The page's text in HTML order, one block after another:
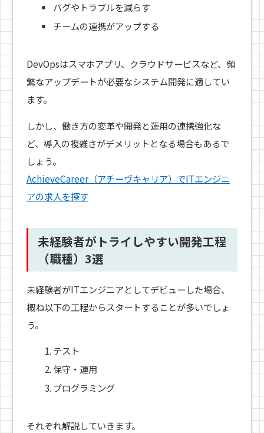
バグやトラブルを減らす
チームの連携がアップする
DevOpsはスマホアプリ、クラウドサービスなど、頻
繁なアップデートが必要なシステム開発に適してい
ます。
しかし、働き方の変革や開発と運用の連携強化な
ど、導入の複雑さがデメリットとなる場合もあるで
しょう。
AchieveCareer（アチーヴキャリア）でITエンジニ
アの求人を探す
未経験者がトライしやすい開発工程
（職種）3選
未経験者がITエンジニアとしてデビューした場合、
概ね以下の工程からスタートすることが多いでしょ
う。
テスト
保守・運用
プログラミング
それぞれ解説していきます。